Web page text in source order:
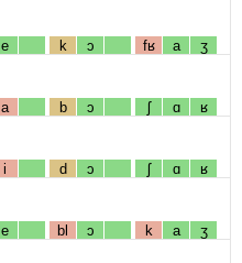
e k ɔ fʁ a ʒ
a b ɔ ʃ ɑ ʁ
i d ɔ ʃ ɑ ʁ
e bl ɔ k a ʒ